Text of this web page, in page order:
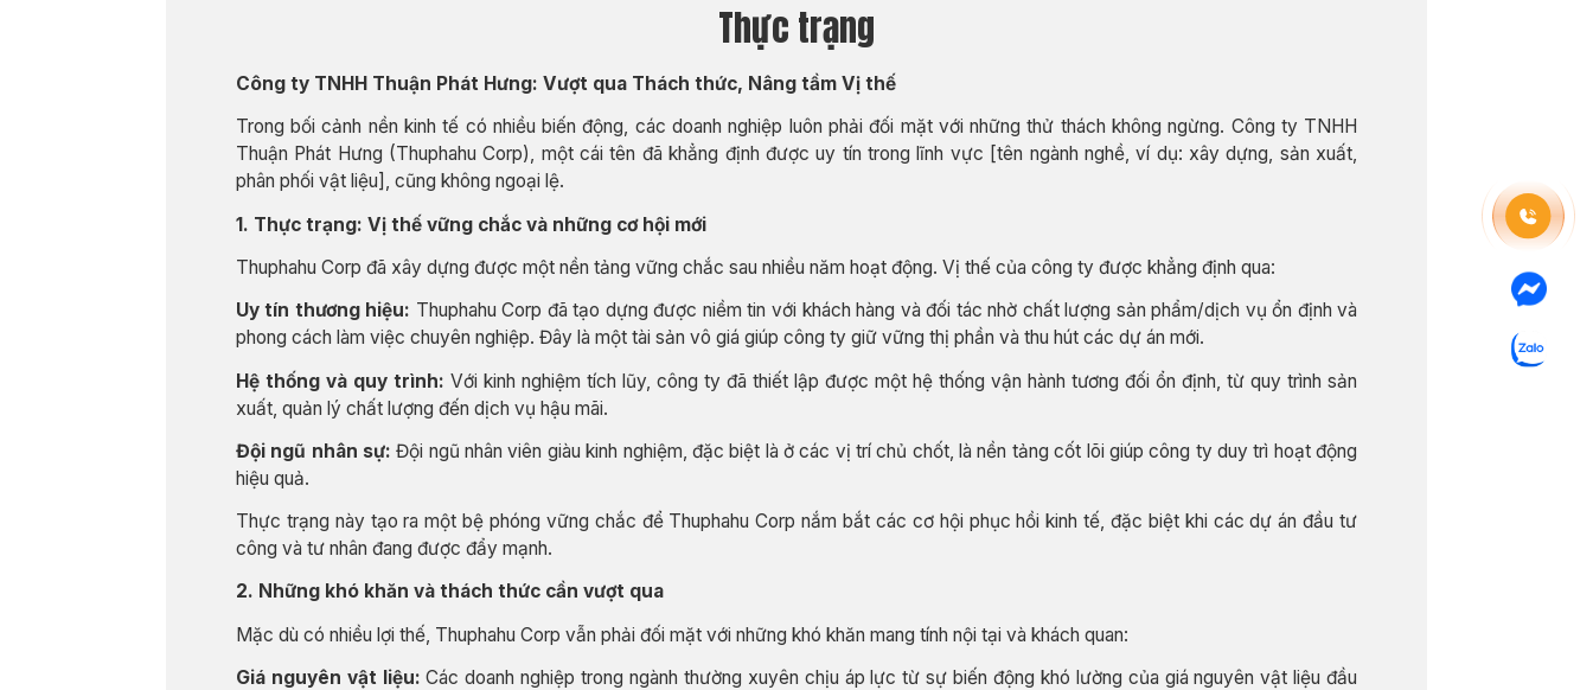
Thực trạng
Công ty TNHH Thuận Phát Hưng: Vượt qua Thách thức, Nâng tầm Vị thế
Trong bối cảnh nền kinh tế có nhiều biến động, các doanh nghiệp luôn phải đối mặt với những thử thách không ngừng. Công ty TNHH
Thuận Phát Hưng (Thuphahu Corp), một cái tên đã khẳng định được uy tín trong lĩnh vực [tên ngành nghề, ví dụ: xây dựng, sản xuất,
phân phối vật liệu], cũng không ngoại lệ.
1. Thực trạng: Vị thế vững chắc và những cơ hội mới
Thuphahu Corp đã xây dựng được một nền tảng vững chắc sau nhiều năm hoạt động. Vị thế của công ty được khẳng định qua:
Uy tín thương hiệu: Thuphahu Corp đã tạo dựng được niềm tin với khách hàng và đối tác nhờ chất lượng sản phẩm/dịch vụ ổn định và
phong cách làm việc chuyên nghiệp. Đây là một tài sản vô giá giúp công ty giữ vững thị phần và thu hút các dự án mới.
Hệ thống và quy trình: Với kinh nghiệm tích lũy, công ty đã thiết lập được một hệ thống vận hành tương đối ổn định, từ quy trình sản
xuất, quản lý chất lượng đến dịch vụ hậu mãi.
Đội ngũ nhân sự: Đội ngũ nhân viên giàu kinh nghiệm, đặc biệt là ở các vị trí chủ chốt, là nền tảng cốt lõi giúp công ty duy trì hoạt động
hiệu quả.
Thực trạng này tạo ra một bệ phóng vững chắc để Thuphahu Corp nắm bắt các cơ hội phục hồi kinh tế, đặc biệt khi các dự án đầu tư
công và tư nhân đang được đẩy mạnh.
2. Những khó khăn và thách thức cần vượt qua
Mặc dù có nhiều lợi thế, Thuphahu Corp vẫn phải đối mặt với những khó khăn mang tính nội tại và khách quan:
Giá nguyên vật liệu: Các doanh nghiệp trong ngành thường xuyên chịu áp lực từ sự biến động khó lường của giá nguyên vật liệu đầu